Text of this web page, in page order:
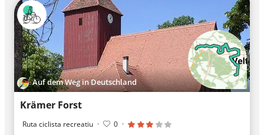
Auf dem Weg in Deutschland
Krämer Forst
Ruta ciclista recreatiu · 0 ·